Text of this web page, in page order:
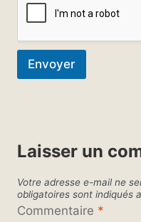
m
Envoyer
Laisser un
Votre adresse e-mail ne
obligatoires sont indiqués
Commentaire *